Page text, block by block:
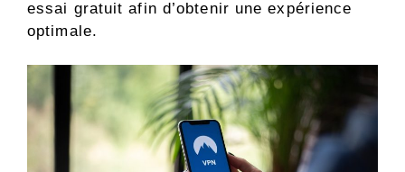
essai gratuit afin d’obtenir une expérience
optimale.